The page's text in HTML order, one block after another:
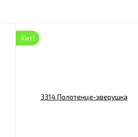
Хит!